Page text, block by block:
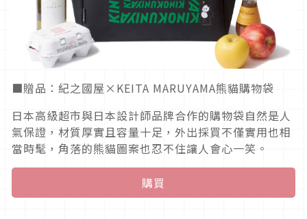
■贈品：紀之國屋×KEITA MARUYAMA熊貓購物袋
日本高級超市與日本設計師品牌合作的購物袋自然是人
氣保證，材質厚實且容量十足，外出採買不僅實用也相
當時髦，角落的熊貓圖案也忍不住讓人會心一笑。
購買